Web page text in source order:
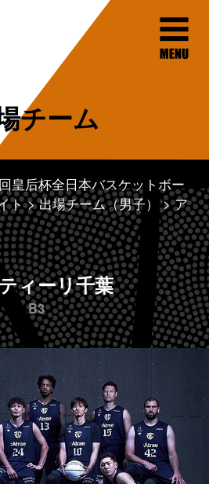
チーム
皇后杯全日本バスケットボー
ト
出場チーム（男子）
ア
ィーリ千葉
B3